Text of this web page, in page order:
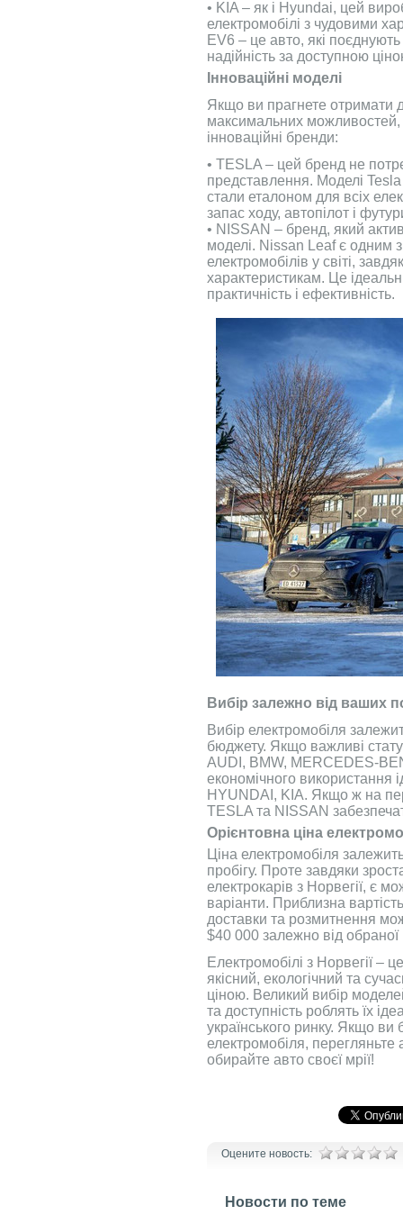
• KIA – як і Hyundai, цей
електромобілі з чудовими
EV6 – це авто, які поєднують
надійність за доступною
Інноваційні моделі
Якщо ви прагнете отримати
максимальних можливостей,
інноваційні бренди:
• TESLA – цей бренд не
представлення. Моделі
стали еталоном для всіх
запас ходу, автопілот і
• NISSAN – бренд, який
моделі. Nissan Leaf є одним
електромобілів у світі,
характеристикам. Це
практичність і ефективність.
Вибір залежно від ваших
Вибір електромобіля
бюджету. Якщо важливі
AUDI, BMW, MERCEDES-
економічного використання
HYUNDAI, KIA. Якщо ж на
TESLA та NISSAN
Орієнтовна ціна
Ціна електромобіля
пробігу. Проте завдяки
електрокарів з Норвегії, є
варіанти. Приблизна
доставки та розмитнення
$40 000 залежно від обраної
Електромобілі з Норвегії –
якісний, екологічний та
ціною. Великий вибір
та доступність роблять їх
українського ринку. Якщо
електромобіля,
обирайте авто своєї мрії!
Оцените новость:
Новости по теме